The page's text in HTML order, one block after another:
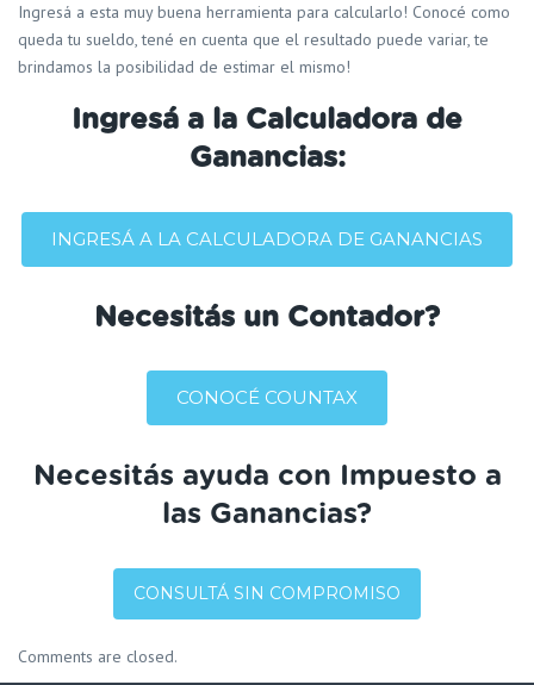
Ingresá a esta muy buena herramienta para calcularlo! Conocé como
queda tu sueldo, tené en cuenta que el resultado puede variar, te
brindamos la posibilidad de estimar el mismo!
Ingresá a la Calculadora de
Ganancias:
INGRESÁ A LA CALCULADORA DE GANANCIAS
Necesitás un Contador?
CONOCÉ COUNTAX
Necesitás ayuda con Impuesto a
las Ganancias?
CONSULTÁ SIN COMPROMISO
Comments are closed.